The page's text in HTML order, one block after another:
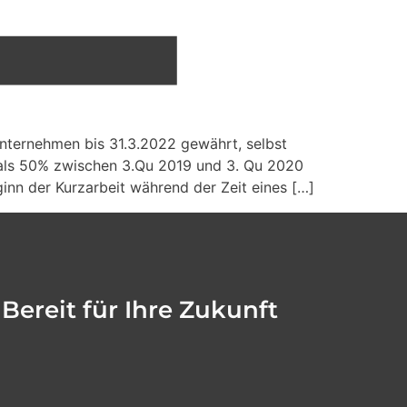
bis 31.3.2022 gewährt, selbst
50% zwischen 3.Qu 2019 und 3. Qu 2020
der Kurzarbeit während der Zeit eines […]
Bereit für Ihre Zukunft